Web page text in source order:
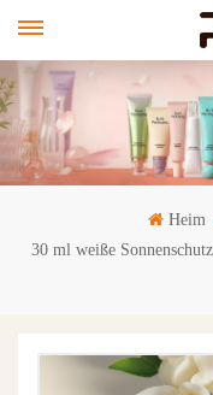
Heim
30 ml weiße